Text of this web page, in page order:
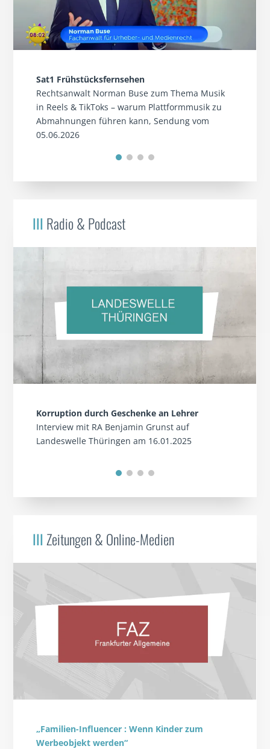
Sat1 Frühstücksfernsehen
Rechtsanwalt Norman Buse zum Thema Musik
in Reels & TikToks – warum Plattformmusik zu
Abmahnungen führen kann, Sendung vom
05.06.2026
III Radio & Podcast
Korruption durch Geschenke an Lehrer
Interview mit RA Benjamin Grunst auf
Landeswelle Thüringen am 16.01.2025
IIIZeitungen & Online-Medien
„Familien-Influencer : Wenn Kinder zum
Werbeobjekt werden“